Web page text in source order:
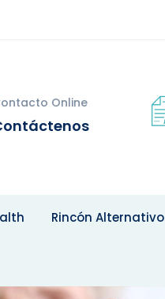
Online
Rincón Alternativo